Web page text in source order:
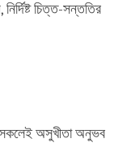
চিত্ত-সন্ততির
সকলেই অসুখীতা অনুভব